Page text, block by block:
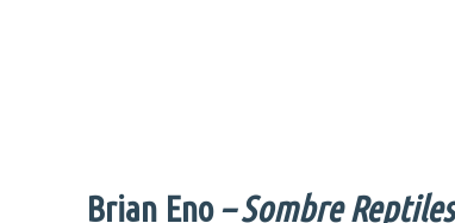
Brian Eno– Sombre Reptiles